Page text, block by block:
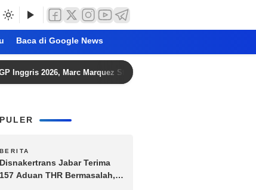
Baca di Google News
2026, Marc Marquez Start dari Baris Ketiga
BERITA
Disnakertrans Jabar Terima
157 Aduan THR Bermasalah,